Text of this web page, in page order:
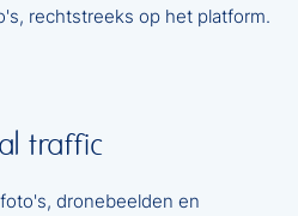
rechtstreeks op het platform.
traffic
dronebeelden en